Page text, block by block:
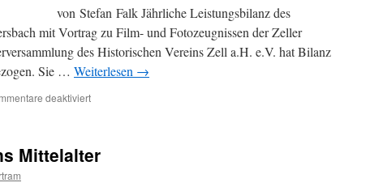
Stefan Falk Jährliche Leistungsbilanz des
mit Vortrag zu Film- und Fotozeugnissen der Zeller
des Historischen Vereins Zell a.H. e.V. hat Bilanz
Sie … Weiterlesen →
deaktiviertfür
die
Mittelalter